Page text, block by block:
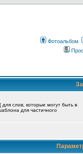
Фотоальбом
для слов, которые могут быть в
для частичного